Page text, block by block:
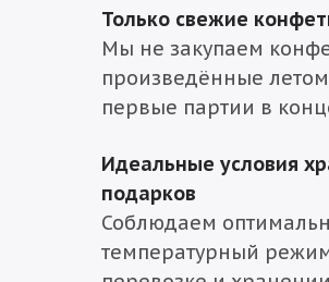
Только свежие
Мы не закупаем
произведённые
первые партии в
Идеальные условия
подарков
Соблюдаем
температурный